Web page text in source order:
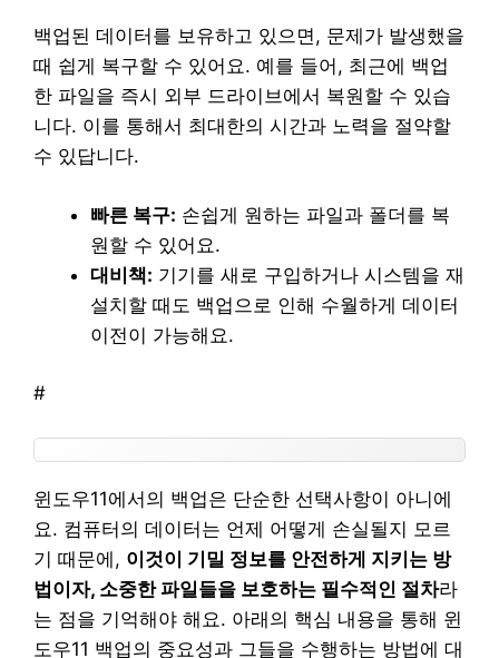
백업된 데이터를 보유하고 있으면, 문제가 발생했을
때 쉽게 복구할 수 있어요. 예를 들어, 최근에 백업
한 파일을 즉시 외부 드라이브에서 복원할 수 있습
니다. 이를 통해서 최대한의 시간과 노력을 절약할
수 있답니다.
빠른 복구: 손쉽게 원하는 파일과 폴더를 복
원할 수 있어요.
대비책: 기기를 새로 구입하거나 시스템을 재
설치할 때도 백업으로 인해 수월하게 데이터
이전이 가능해요.
#
윈도우11에서의 백업은 단순한 선택사항이 아니에
요. 컴퓨터의 데이터는 언제 어떻게 손실될지 모르
기 때문에, 이것이 기밀 정보를 안전하게 지키는 방
법이자, 소중한 파일들을 보호하는 필수적인 절차라
는 점을 기억해야 해요. 아래의 핵심 내용을 통해 윈
도우11 백업의 중요성과 그들을 수행하는 방법에 대